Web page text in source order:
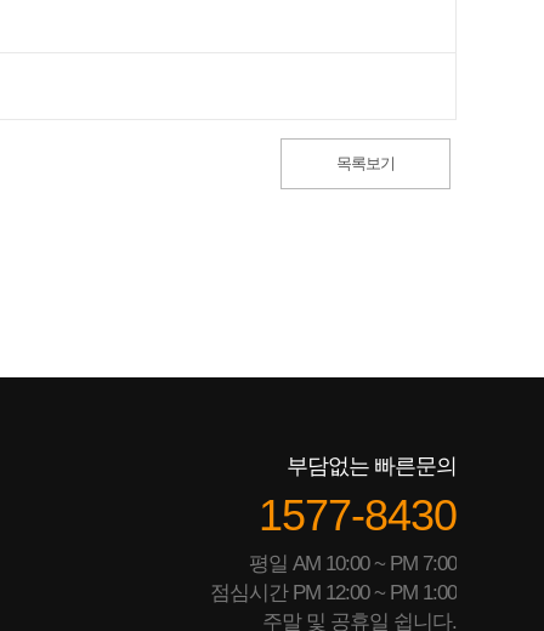
목록보기
부담없는 빠른문의
1577-8430
평일 AM 10:00 ~ PM 7:00
점심시간 PM 12:00 ~ PM 1:00
주말 및 공휴일 쉽니다.